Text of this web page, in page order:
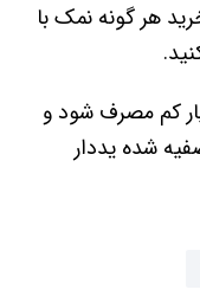
هر گونه نمک با
کم مصرف شود و
شده یددار